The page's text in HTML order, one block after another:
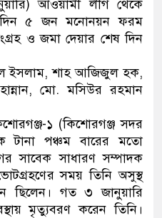
যেকোনো সময় বেনজীরের
যে ভাবে ডেভিড ইমনের কাছে
‘আজহার খান’
অবৈধ বিদেশি পিস্তল,
জড়িত কিশোর গ্যাংয়ের চার শিশু
ডাকাতির প্রস্তুতিকালে
আওয়ামী লীগ থেকে
দিন ৫ জন মনোনয়ন ফরম
ও জমা দেয়ার শেষ দিন
ইসলাম, শাহ আজিজুল হক,
মো. মসিউর রহমান
১ (কিশোরগঞ্জ সদর
পঞ্চম বারের মতো
সাবেক সাধারণ সম্পাদক
সময় তিনি অসুস্থ
ছিলেন। গত ৩ জানুয়ারি
মৃত্যুবরণ করেন তিনি।